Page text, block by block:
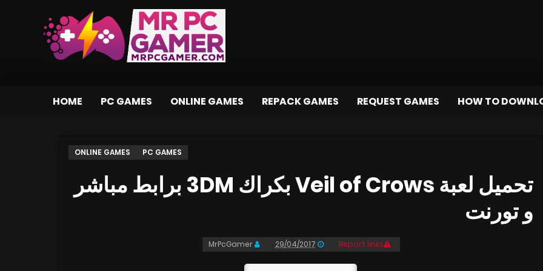
HOME PC GAMES ONLINE GAMES REPACK GAMES REQUEST GAMES HOW TO
ONLINE GAMES PC GAMES
تحميل لعبة Veil of Crows بكراك 3DM برابط مباشر
و تورنت
MrPcGamer 29/04/2017 Report links